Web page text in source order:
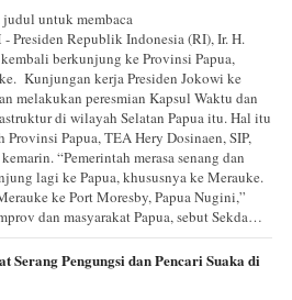
untuk membaca
Presiden Republik Indonesia (RI), Ir. H.
berkunjung ke Provinsi Papua,
Kunjungan kerja Presiden Jokowi ke
melakukan peresmian Kapsul Waktu dan
di wilayah Selatan Papua itu. Hal itu
Papua, TEA Hery Dosinaen, SIP,
“Pemerintah merasa senang dan
lagi ke Papua, khususnya ke Merauke.
ke Port Moresby, Papua Nugini,”
dan masyarakat Papua, sebut Sekda…
Serang Pengungsi dan Pencari Suaka di